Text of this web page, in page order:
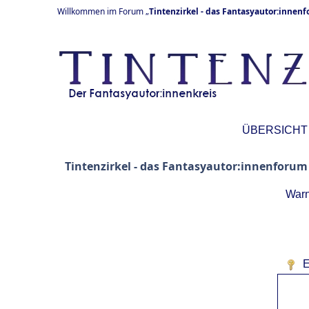
Willkommen im Forum „Tintenzirkel - das
ÜBERSICHT
Tintenzirkel - das Fantasyautor:innenforum